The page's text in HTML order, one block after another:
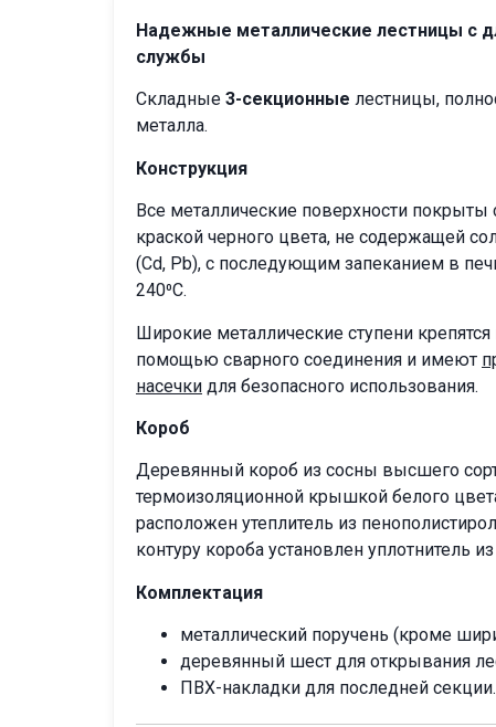
Надежные металлические лестницы с
службы
Складные 3-секционные лестницы,
металла.
Конструкция
Все металлические поверхности
краской черного цвета, не содержащей
(Cd, Pb), с последующим запеканием в
240⁰C.
Широкие металлические ступени
помощью сварного соединения и имеют
насечки для безопасного использования.
Короб
Деревянный короб из сосны высшего
термоизоляционной крышкой белого
расположен утеплитель из
контуру короба установлен уплотнитель
Комплектация
металлический поручень (кроме
деревянный шест для открывания
ПВХ-накладки для последней секции.